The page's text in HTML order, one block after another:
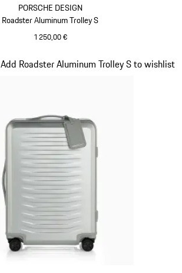
PORSCHE DESIGN
Roadster Aluminum Trolley S
1 250,00 €
Add Roadster Aluminum Trolley S to wishlist